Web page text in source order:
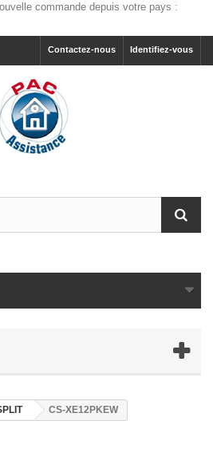
commande depuis votre pays :
Identifiez-vous
Contactez-nous
CS-XE12PKEW